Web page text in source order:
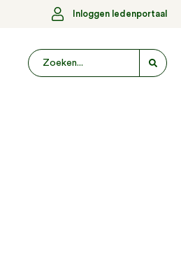
Inloggen ledenportaal